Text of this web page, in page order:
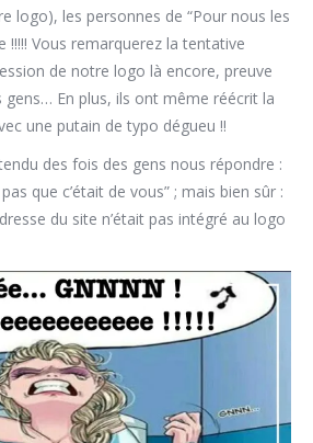
logo), les personnes de “Pour nous les
!!!!! Vous remarquerez la tentative
de notre logo là encore, preuve
gens… En plus, ils ont même réécrit la
une putain de typo dégueu !!
des fois des gens nous répondre :
que c’était de vous” ; mais bien sûr :
du site n’était pas intégré au logo